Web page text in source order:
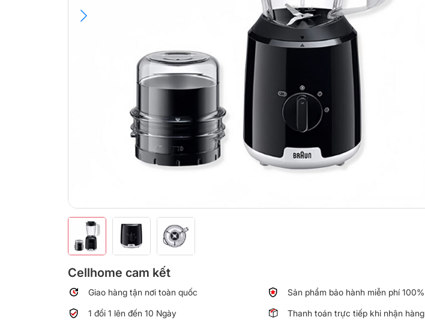
Cellhome cam kết
Giao hàng tận nơi toàn quốc Sản phẩm bảo hành miễn phí 100%
1 đổi 1 lên đến 10 Ngày Thanh toán trực tiếp khi nhận hàng